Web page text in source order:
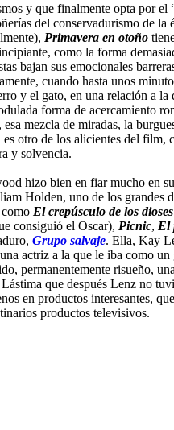
y que finalmente opta por el
del conservadurismo de la
Primavera en otoño
como la forma
bajan sus emocionales
cuando hasta unos
y el gato, en una relación a la
forma de acercamiento
mezcla de miradas, la
es otro de los alicientes del film,
y solvencia.
hizo bien en fiar mucho en
Holden, uno de los grandes
El crepúsculo de los dioses
consiguió el Oscar), Picnic, El
Grupo salvaje. Ella, Kay
actriz a la que le iba como un
permanentemente risueño,
que después Lenz no
en productos interesantes,
productos televisivos.